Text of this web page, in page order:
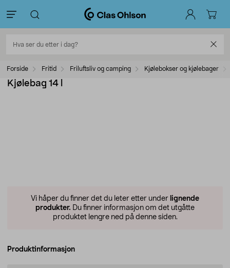
Forside Fritid Friluftsliv og camping Kjølebokser og kjølebager
Kjølebag 14 l
Vi håper du finner det du leter etter under lignende
produkter. Du finner informasjon om det utgåtte
produktet lengre ned på denne siden.
Produktinformasjon